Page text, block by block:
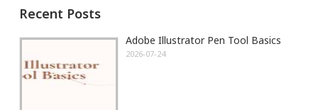
v
i
a
u
s
o
s
s
t
Recent Posts
Adobe Illustrator Pen Tool Basics
2026-07-24